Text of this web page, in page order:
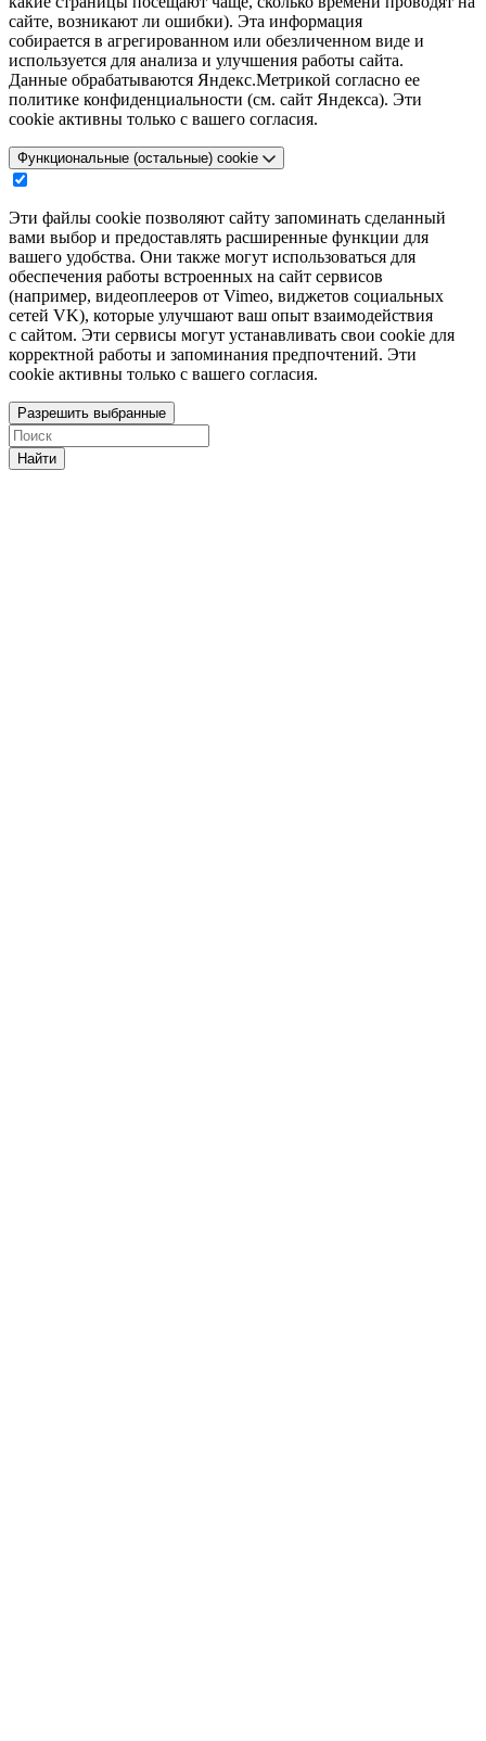
сайте, возникают ли ошибки). Эта информация
собирается в агрегированном или обезличенном виде и
используется для анализа и улучшения работы сайта.
Данные обрабатываются Яндекс.Метрикой согласно ее
политике конфиденциальности (см. сайт Яндекса). Эти
cookie активны только с вашего согласия.
Функциональные (остальные) cookie
Эти файлы cookie позволяют сайту запоминать сделанный
вами выбор и предоставлять расширенные функции для
вашего удобства. Они также могут использоваться для
обеспечения работы встроенных на сайт сервисов
(например, видеоплееров от Vimeo, виджетов социальных
сетей VK), которые улучшают ваш опыт взаимодействия
с сайтом. Эти сервисы могут устанавливать свои cookie для
корректной работы и запоминания предпочтений. Эти
cookie активны только с вашего согласия.
Разрешить выбранные
Найти